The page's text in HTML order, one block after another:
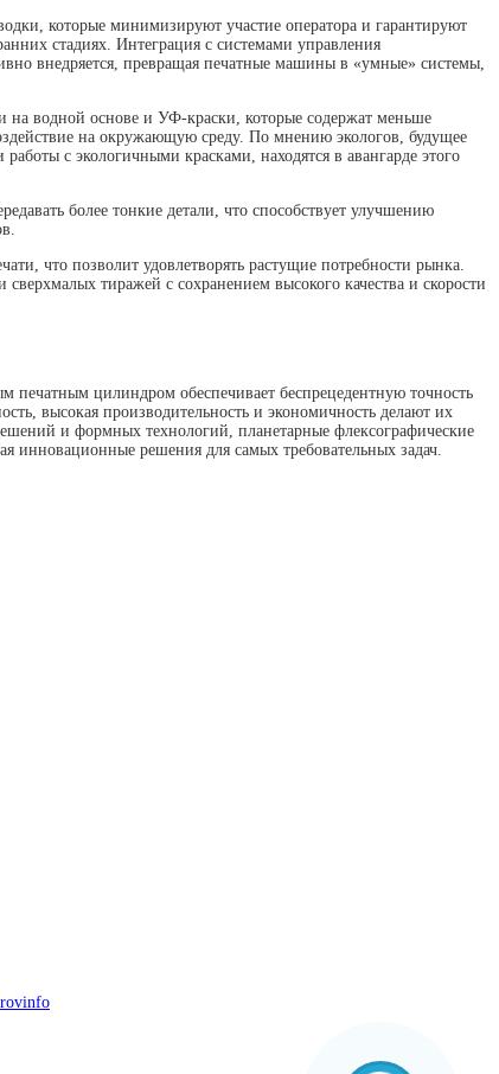
которые минимизируют участие оператора и гарантируют
стадиях. Интеграция с системами управления
внедряется, превращая печатные машины в «умные» системы,
на водной основе и УФ-краски, которые содержат меньше
на окружающую среду. По мнению экологов, будущее
с экологичными красками, находятся в авангарде этого
более тонкие детали, что способствует улучшению
что позволит удовлетворять растущие потребности рынка.
тиражей с сохранением высокого качества и скорости
цилиндром обеспечивает беспрецедентную точность
высокая производительность и экономичность делают их
и формных технологий, планетарные флексографические
решения для самых требовательных задач.